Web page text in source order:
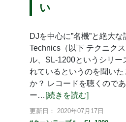
い
DJを中心に”名機”と絶大
Technics（以下 テクニク
ル、SL-1200というシリー
れているというのを聞い
か？ レコードを聴くので
ー… [続きを読む]
更新日： 2020年07月17日